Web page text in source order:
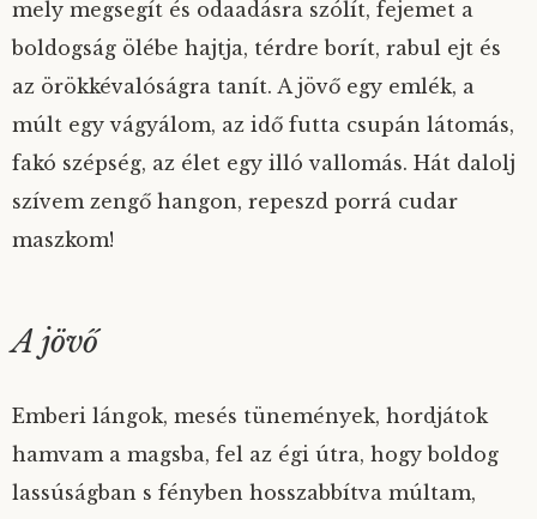
mely megsegít és odaadásra szólít, fejemet a
boldogság ölébe hajtja, térdre borít, rabul ejt és
az örökkévalóságra tanít. A jövő egy emlék, a
múlt egy vágyálom, az idő futta csupán látomás,
fakó szépség, az élet egy illó vallomás. Hát dalolj
szívem zengő hangon, repeszd porrá cudar
maszkom!
A jövő
Emberi lángok, mesés tünemények, hordjátok
hamvam a magsba, fel az égi útra, hogy boldog
lassúságban s fényben hosszabbítva múltam,